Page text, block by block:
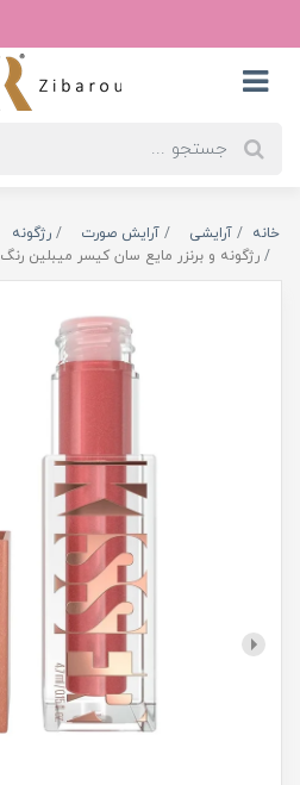
خانه آرایشی آرایش صورت
رژگونه
رژگونه و برنزر مایع سان کیسر میبلین رنگ City Sizzle شماره 06^